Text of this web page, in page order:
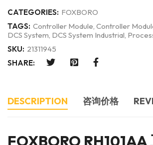
CATEGORIES: FOXBORO
TAGS: Controller Module Controller
DCS System DCS System Industrial
SKU: 21311945
SHARE:
DESCRIPTION 咨询价格
FOXBORO RH101AA